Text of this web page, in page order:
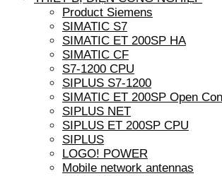
Product Siemens
SIMATIC S7
SIMATIC ET 200SP HA
SIMATIC CF
S7-1200 CPU
SIPLUS S7-1200
SIMATIC ET 200SP Open
SIPLUS NET
SIPLUS ET 200SP CPU
SIPLUS
LOGO! POWER
Mobile network antennas